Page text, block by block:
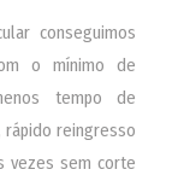
conseguimos
o mínimo de
tempo de
rápido reingresso
vezes sem corte